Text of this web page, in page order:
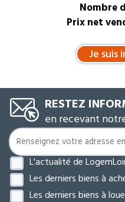
Nombre
Prix net
RESTEZ
en recevant
L'actualité de
Les derniers biens à
Les derniers biens à